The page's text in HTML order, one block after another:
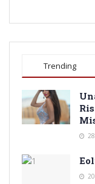
Trending